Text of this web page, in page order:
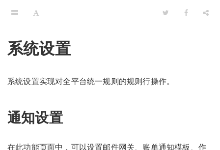
系统设置
系统设置实现对全平台统一规则的规则行操作。
通知设置
在此功能页面中，可以设置邮件网关、账单通知模板、作